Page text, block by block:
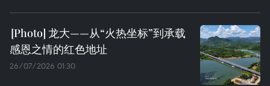
龙大——从“火热坐标”到承载
感恩之情的红色地址
26/07/2026 01:30